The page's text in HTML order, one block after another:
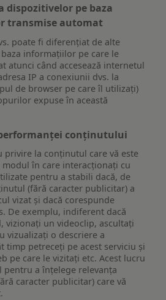
dispozitivelor pe baza
transmise automat
poate fi diferențiat de alte
informațiilor pe care le
atunci când accesează internetul
IP a conexiunii dvs. la
de browser pe care îl utilizați)
expuse în această
conținutului
privire la conținutul care vă este
modul în care interacționați cu
pentru a stabili dacă, de
(fără caracter publicitar) a
vizat și dacă corespunde
De exemplu, indiferent dacă
vizionați un videoclip, ascultați
vizualizați o descriere a
timp petreceți pe acest serviciu și
pe care le vizitați etc. Acest lucru
pentru a înțelege relevanța
caracter publicitar) care vă